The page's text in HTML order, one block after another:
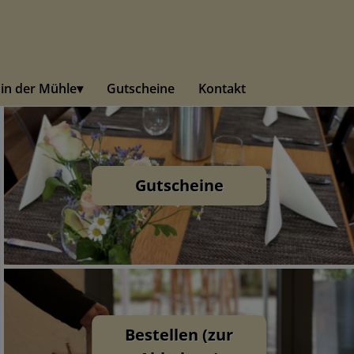
der Mühle Gutscheine Kontakt
Gutscheine
Bestellen (zur